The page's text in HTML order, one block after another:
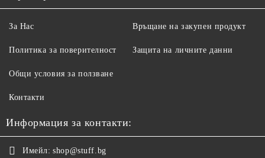
За Нас
Политика за поверителност
Общи условия за ползване
Контакти
Връщане на закупен продукт
Защита на личните данни
Информация за контакти:
Имейл: shop@stuff.bg